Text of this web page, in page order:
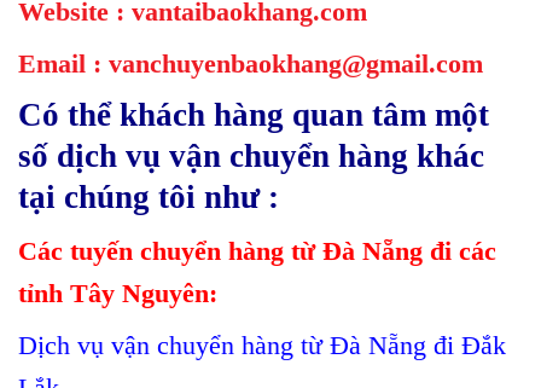
Website : vantaibaokhang.com
Email : vanchuyenbaokhang@gmail.com
Có thể khách hàng quan tâm một
số dịch vụ vận chuyển hàng khác
tại chúng tôi như :
Các tuyến chuyển hàng từ Đà Nẵng đi các
tỉnh Tây Nguyên:
Dịch vụ vận chuyển hàng từ Đà Nẵng đi Đắk